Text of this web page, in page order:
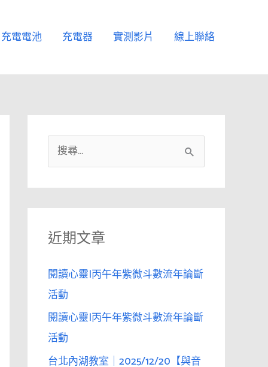
充電電池 充電器 實測影片 線上聯絡
尋
關
鍵
字
近期文章
閱讀心靈|丙午年紫微斗數流年論斷
活動
閱讀心靈|丙午年紫微斗數流年論斷
活動
台北內湖教室｜2025/12/20【與音